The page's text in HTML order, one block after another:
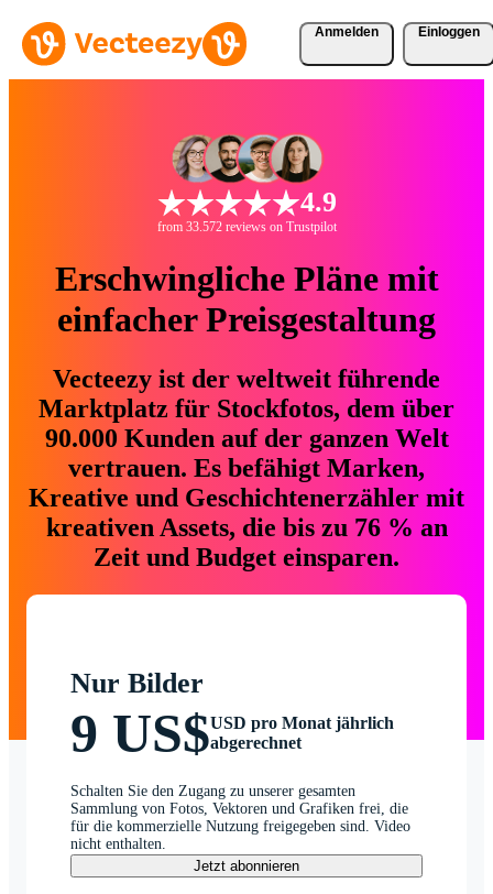
Anmelden Einloggen
4.9
from 33.572 reviews on Trustpilot
Erschwingliche Pläne mit
einfacher Preisgestaltung
Vecteezy ist der weltweit führende
Marktplatz für Stockfotos, dem über
90.000 Kunden auf der ganzen Welt
vertrauen. Es befähigt Marken,
Kreative und Geschichtenerzähler mit
kreativen Assets, die bis zu 76 % an
Zeit und Budget einsparen.
Nur Bilder
9 US$USD pro Monat jährlich
abgerechnet
Schalten Sie den Zugang zu unserer gesamten
Sammlung von Fotos, Vektoren und Grafiken frei, die
für die kommerzielle Nutzung freigegeben sind. Video
nicht enthalten.
Jetzt abonnieren